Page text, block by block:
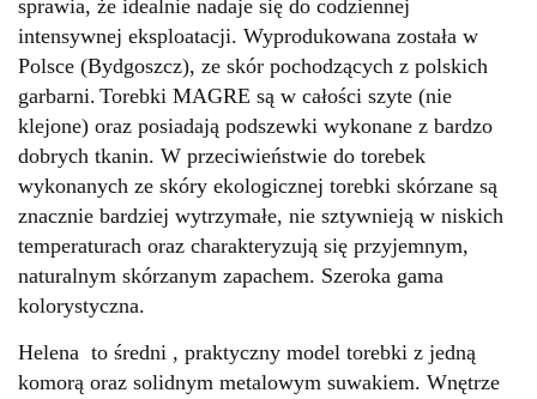
sprawia, że idealnie nadaje się do codziennej
intensywnej eksploatacji. Wyprodukowana została w
Polsce (Bydgoszcz), ze skór pochodzących z polskich
garbarni. Torebki MAGRE są w całości szyte (nie
klejone) oraz posiadają podszewki wykonane z bardzo
dobrych tkanin. W przeciwieństwie do torebek
wykonanych ze skóry ekologicznej torebki skórzane są
znacznie bardziej wytrzymałe, nie sztywnieją w niskich
temperaturach oraz charakteryzują się przyjemnym,
naturalnym skórzanym zapachem. Szeroka gama
kolorystyczna.
Helena to średni , praktyczny model torebki z jedną
komorą oraz solidnym metalowym suwakiem. Wnętrze